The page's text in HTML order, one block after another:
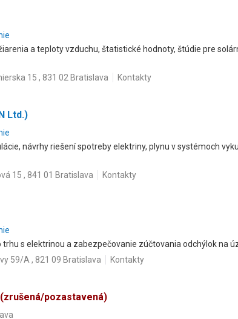
a teploty vzduchu, štatistické hodnoty, štúdie pre
15 , 831 02 Bratislava Kontakty
Ltd.)
návrhy riešení spotreby elektriny, plynu v systémoch
15 , 841 01 Bratislava Kontakty
s elektrinou a zabezpečovanie zúčtovania odchýlok na
59/A , 821 09 Bratislava Kontakty
(zrušená/pozastavená)